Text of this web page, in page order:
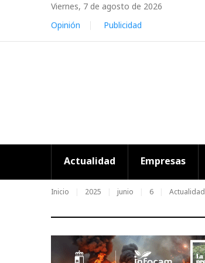
Viernes, 7 de agosto de 2026
Opinión
Publicidad
Actualidad Empresas
Inicio 2025 junio 6 Actualidad